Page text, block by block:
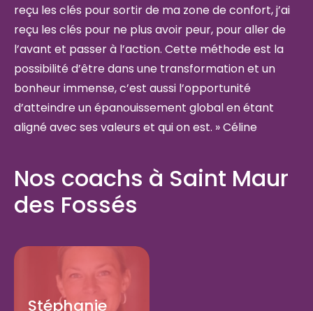
reçu les clés pour sortir de ma zone de confort, j’ai
reçu les clés pour ne plus avoir peur, pour aller de
l’avant et passer à l’action. Cette méthode est la
possibilité d’être dans une transformation et un
bonheur immense, c’est aussi l’opportunité
d’atteindre un épanouissement global en étant
aligné avec ses valeurs et qui on est. » Céline
Nos coachs à Saint Maur
des Fossés
Stéphanie